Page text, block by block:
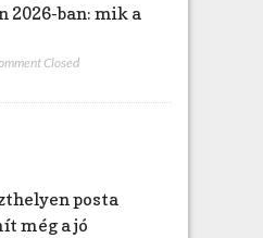
2026-ban: mik a
Closed
posta
még a jó